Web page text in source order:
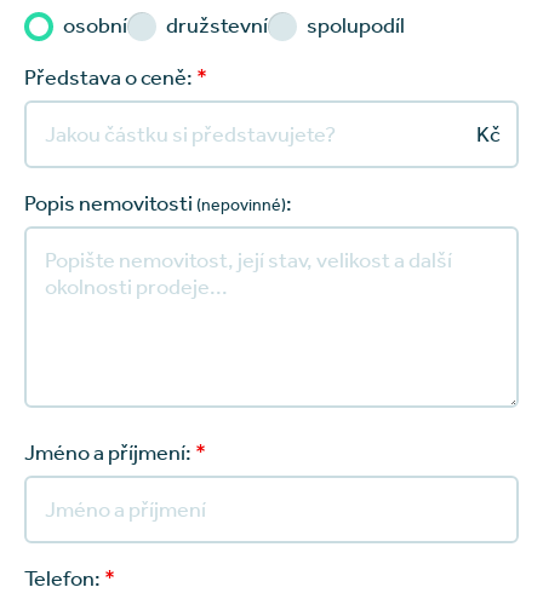
osobní
družstevní
spolupodíl
Představa o ceně: *
Kč
Popis nemovitosti (nepovinné):
Jméno a příjmení: *
Telefon: *